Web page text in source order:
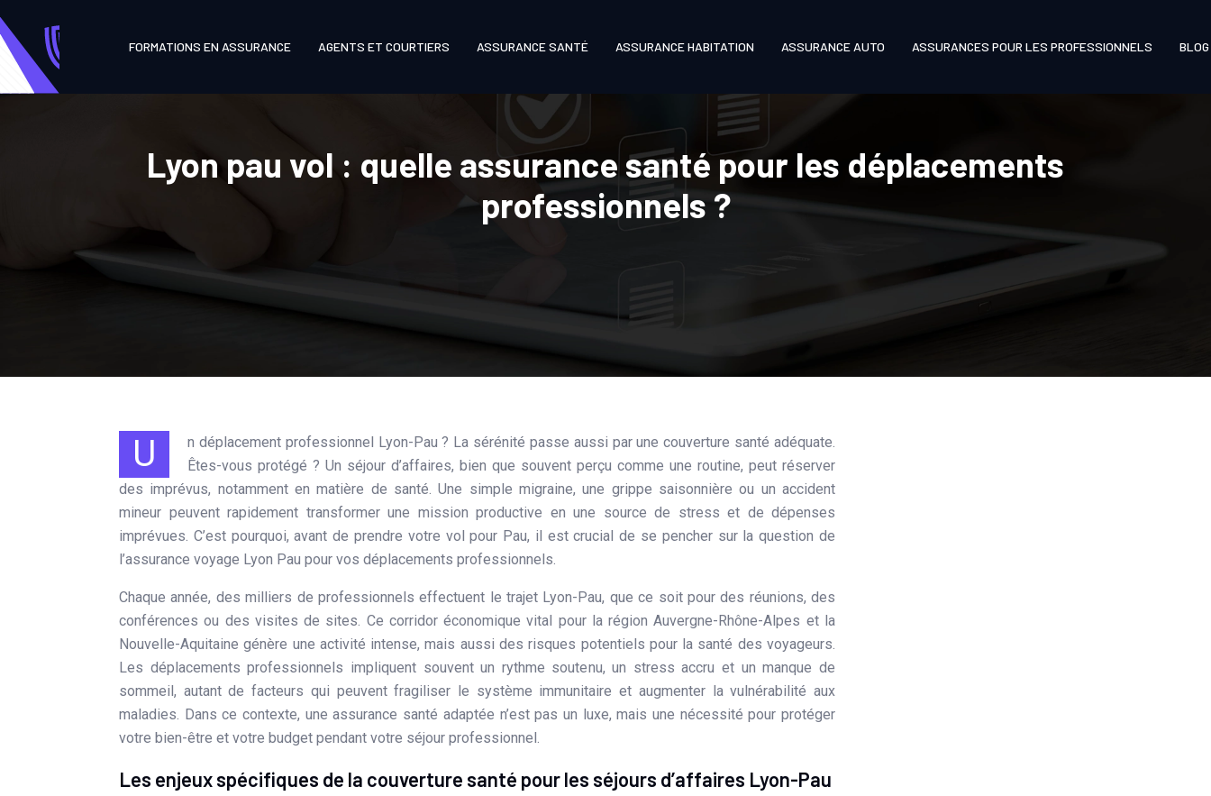
FORMATIONS EN ASSURANCE AGENTS ET COURTIERS ASSURANCE SANTÉ ASSURANCE HABITATION ASSURANCE AUTO ASSURANCES POUR LES PROFESSIONNELS BLOG
Lyon pau vol : quelle assurance santé pour les déplacements
professionnels ?
Un déplacement professionnel Lyon-Pau ? La sérénité passe aussi par une couverture santé adéquate.
Êtes-vous protégé ? Un séjour d’affaires, bien que souvent perçu comme une routine, peut réserver
des imprévus, notamment en matière de santé. Une simple migraine, une grippe saisonnière ou un accident
mineur peuvent rapidement transformer une mission productive en une source de stress et de dépenses
imprévues. C’est pourquoi, avant de prendre votre vol pour Pau, il est crucial de se pencher sur la question de
l’assurance voyage Lyon Pau pour vos déplacements professionnels.
Chaque année, des milliers de professionnels effectuent le trajet Lyon-Pau, que ce soit pour des réunions, des
conférences ou des visites de sites. Ce corridor économique vital pour la région Auvergne-Rhône-Alpes et la
Nouvelle-Aquitaine génère une activité intense, mais aussi des risques potentiels pour la santé des voyageurs.
Les déplacements professionnels impliquent souvent un rythme soutenu, un stress accru et un manque de
sommeil, autant de facteurs qui peuvent fragiliser le système immunitaire et augmenter la vulnérabilité aux
maladies. Dans ce contexte, une assurance santé adaptée n’est pas un luxe, mais une nécessité pour protéger
votre bien-être et votre budget pendant votre séjour professionnel.
Les enjeux spécifiques de la couverture santé pour les séjours d’affaires Lyon-Pau